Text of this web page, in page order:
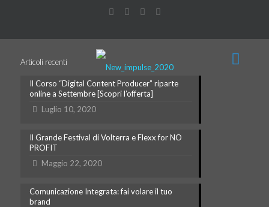
Articoli recenti
Il Corso “Digital Content Producer” riparte
online a Settembre [Scopri l’offerta]
Luglio 10, 2020
Il Grande Festival di Volterra e Flexx for NO
PROFIT
Maggio 22, 2020
Comunicazione Integrata: fai volare il tuo
brand